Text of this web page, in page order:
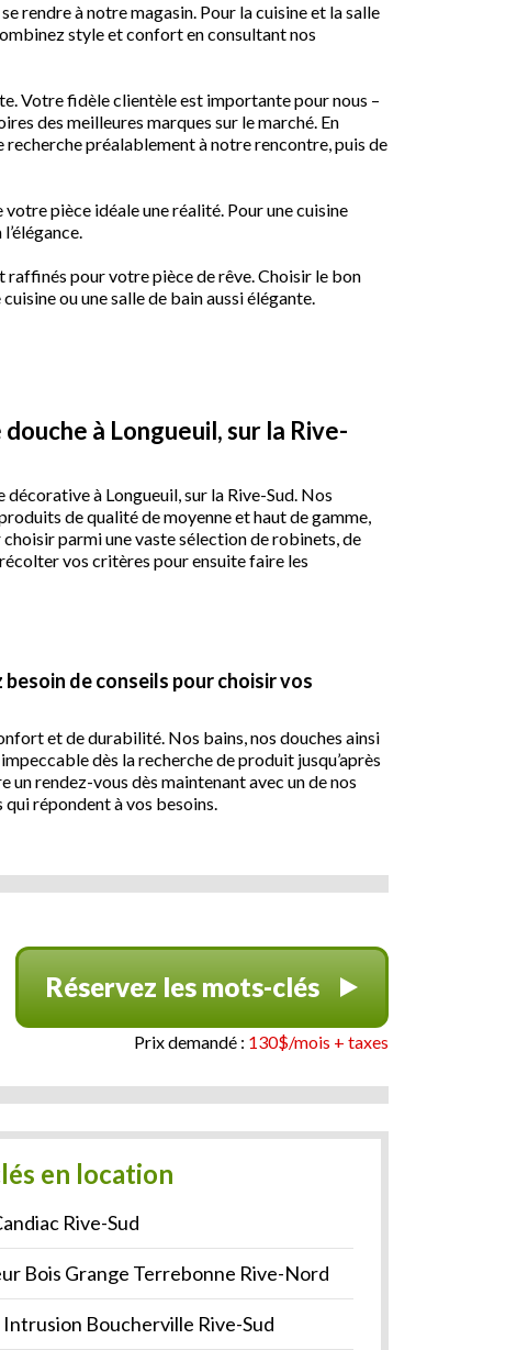
rendre à notre magasin. Pour la cuisine et la salle
style et confort en consultant nos
Votre fidèle clientèle est importante pour nous –
des meilleures marques sur le marché. En
recherche préalablement à notre rencontre, puis de
pièce idéale une réalité. Pour une cuisine
raffinés pour votre pièce de rêve. Choisir le bon
ou une salle de bain aussi élégante.
à Longueuil, sur la Rive-
à Longueuil, sur la Rive-Sud. Nos
de qualité de moyenne et haut de gamme,
parmi une vaste sélection de robinets, de
vos critères pour ensuite faire les
de conseils pour choisir vos
et de durabilité. Nos bains, nos douches ainsi
dès la recherche de produit jusqu’après
rendez-vous dès maintenant avec un de nos
répondent à vos besoins.
Réservez les mots-clés
Prix demandé : 130$/mois + taxes
en location
Rive-Sud
Bois Grange Terrebonne Rive-Nord
Intrusion Boucherville Rive-Sud